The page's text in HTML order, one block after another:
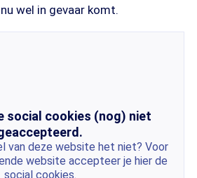
wel in gevaar komt.
social cookies (nog) niet
van deze website het niet? Voor
website accepteer je hier de
social cookies.